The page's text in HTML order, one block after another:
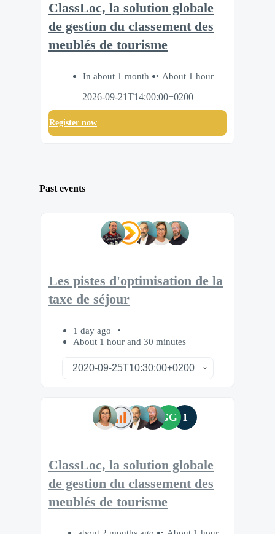
ClassLoc, la solution globale
de gestion du classement des
meublés de tourisme
In about 1 month
About 1 hour
2026-09-21T14:00:00+0200
Register now
Past events
Les pistes d'optimisation de la
taxe de séjour
1 day ago
About 1 hour and 30 minutes
GG 1
ClassLoc, la solution globale
de gestion du classement des
meublés de tourisme